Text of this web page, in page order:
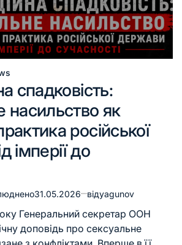
спадковість:
насильство як
російської
імперії до
31.05.2026 відyagunov
Генеральний секретар ООН
доповідь про сексуальне